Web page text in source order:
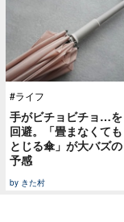
#ライフ
手がビチョビチョ…を
回避。「畳まなくても
とじる傘」が大バズの
予感
by きた村